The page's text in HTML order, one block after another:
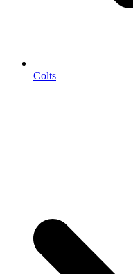
Colts